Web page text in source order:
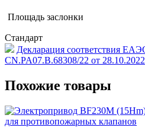
Площадь заслонки
Стандарт
Декларация соответствия
CN.PA07.B.68308/22 от 28.10.2022
Похожие товары